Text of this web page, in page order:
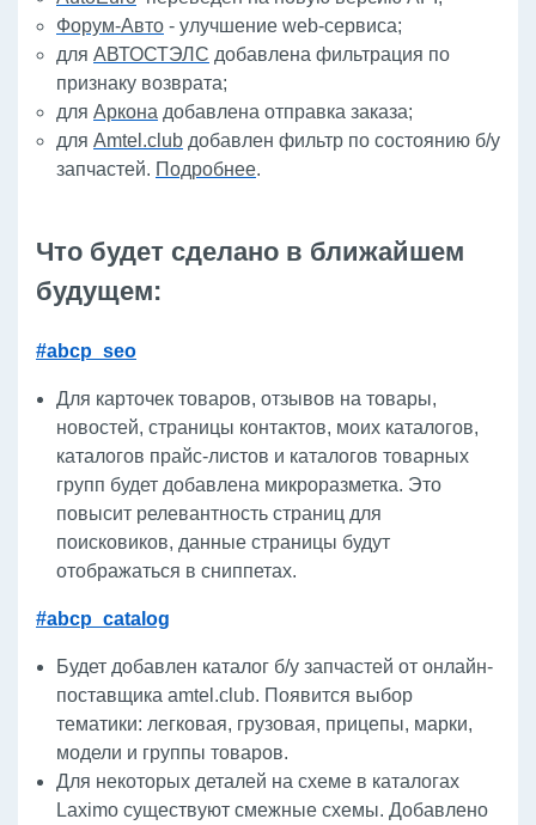
Форум-Авто - улучшение web-сервиса;
для АВТОСТЭЛС добавлена фильтрация по
признаку возврата;
для Аркона добавлена отправка заказа;
для Amtel.club добавлен фильтр по состоянию б/у
запчастей. Подробнее.
Что будет сделано в ближайшем
будущем:
#abcp_seo
Для карточек товаров, отзывов на товары,
новостей, страницы контактов, моих каталогов,
каталогов прайс-листов и каталогов товарных
групп будет добавлена микроразметка. Это
повысит релевантность страниц для
поисковиков, данные страницы будут
отображаться в сниппетах.
#abcp_catalog
Будет добавлен каталог б/у запчастей от онлайн-
поставщика amtel.club. Появится выбор
тематики: легковая, грузовая, прицепы, марки,
модели и группы товаров.
Для некоторых деталей на схеме в каталогах
Laximo существуют смежные схемы. Добавлено